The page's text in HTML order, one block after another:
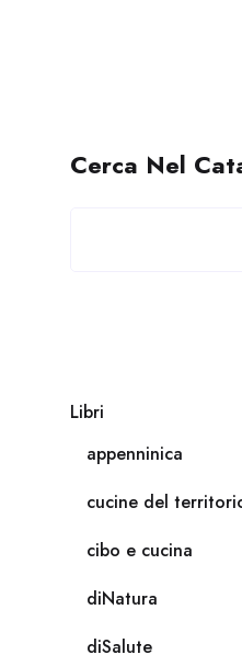
Cerca Nel
Libri
appenninica
cucine del
cibo e cucina
diNatura
diSalute